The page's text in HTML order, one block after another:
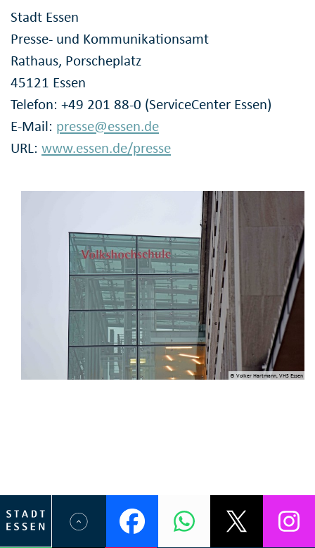
Stadt Essen
Presse- und Kommunikationsamt
Rathaus, Porscheplatz
45121 Essen
Telefon: +49 201 88-0 (ServiceCenter Essen)
E-Mail: presse@essen.de
URL: www.essen.de/presse
© Volker Hartmann, VHS Essen